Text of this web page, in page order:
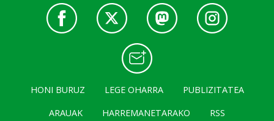
HONI BURUZ LEGE OHARRA
PUBLIZITATEA
ARAUAK
HARREMANETARAKO RSS